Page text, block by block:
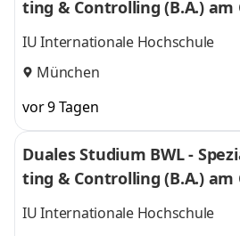
ting & Controlling (B.A.)
uell
IU Internationale Hochschule
München
vor 9 Tagen
Duales Studium BWL -
ting & Controlling (B.A.)
uell
IU Internationale Hochschule